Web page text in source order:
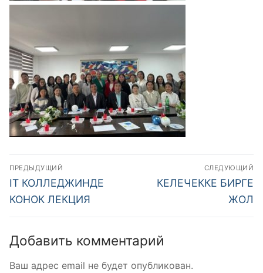
Навигация
по
записям
ПРЕДЫДУЩИЙ
Предыдущая
запись:
IT КОЛЛЕДЖИНДЕ
КОНОК ЛЕКЦИЯ
СЛЕДУЮЩИЙ
Следующая
КЕЛЕЧЕККЕ БИРГЕ
ЖОЛ
Добавить комментарий
Ваш адрес email не будет опубликован.